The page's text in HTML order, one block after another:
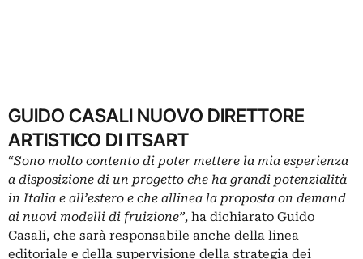
GUIDO CASALI NUOVO DIRETTORE
ARTISTICO DI ITSART
“Sono molto contento di poter mettere la mia esperienza
a disposizione di un progetto che ha grandi potenzialità
in Italia e all’estero e che allinea la proposta on demand
ai nuovi modelli di fruizione”, ha dichiarato Guido
Casali, che sarà responsabile anche della linea
editoriale e della supervisione della strategia dei